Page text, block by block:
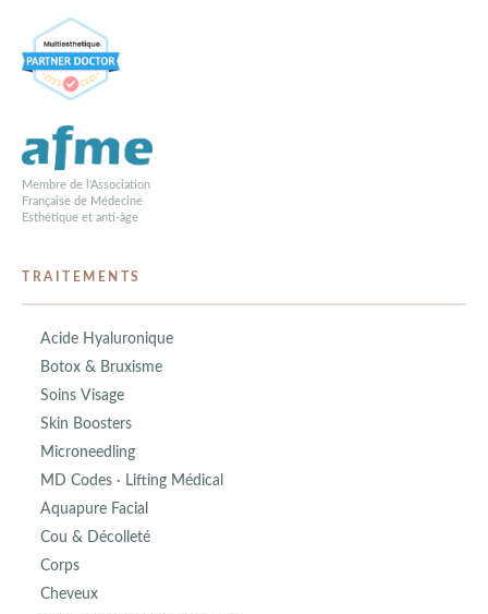
Membre de l'Association
Française de Médecine
Esthétique et anti-âge
TRAITEMENTS
Acide Hyaluronique
Botox & Bruxisme
Soins Visage
Skin Boosters
Microneedling
MD Codes · Lifting Médical
Aquapure Facial
Cou & Décolleté
Corps
Cheveux